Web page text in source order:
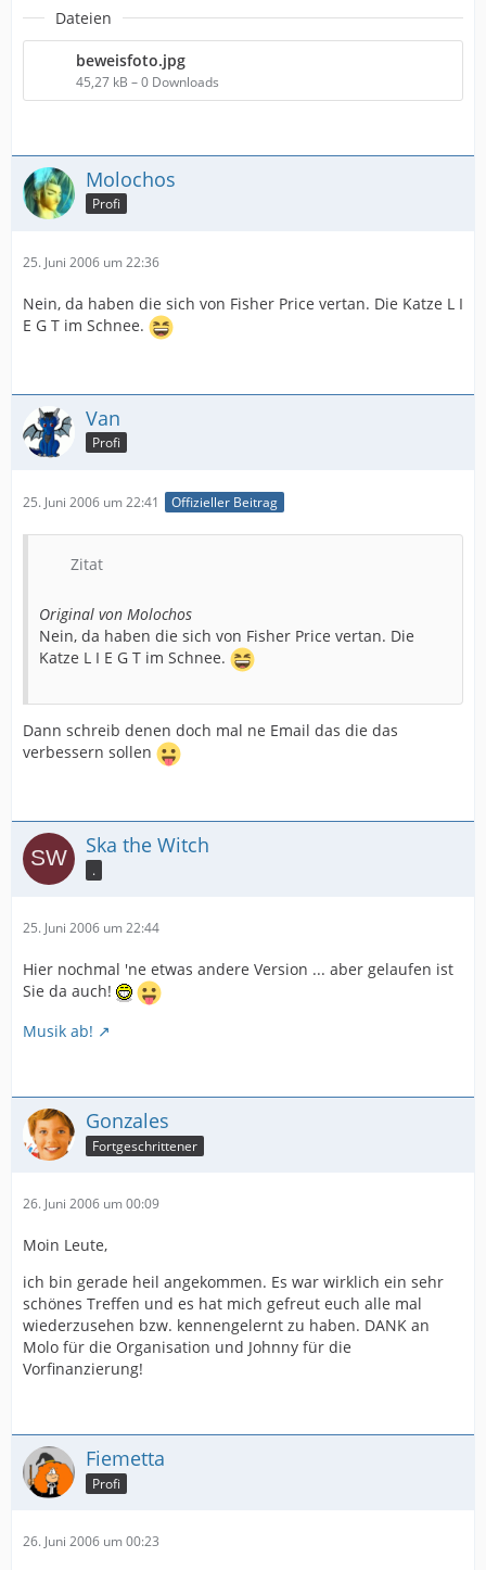
Dateien
beweisfoto.jpg
45,27 kB – 0 Downloads
Molochos
Profi
25. Juni 2006 um 22:36
Nein, da haben die sich von Fisher Price vertan. Die Katze L I
E G T im Schnee.
Van
Profi
25. Juni 2006 um 22:41 Offizieller Beitrag
Zitat
Original von Molochos
Nein, da haben die sich von Fisher Price vertan. Die
Katze L I E G T im Schnee.
Dann schreib denen doch mal ne Email das die das
verbessern sollen
Ska the Witch
.
25. Juni 2006 um 22:44
Hier nochmal 'ne etwas andere Version ... aber gelaufen ist
Sie da auch!
Musik ab!
Gonzales
Fortgeschrittener
26. Juni 2006 um 00:09
Moin Leute,
ich bin gerade heil angekommen. Es war wirklich ein sehr
schönes Treffen und es hat mich gefreut euch alle mal
wiederzusehen bzw. kennengelernt zu haben. DANK an
Molo für die Organisation und Johnny für die
Vorfinanzierung!
Fiemetta
Profi
26. Juni 2006 um 00:23